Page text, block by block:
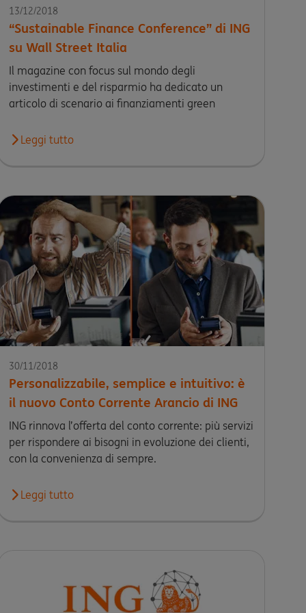
sostenibilità: Marco Bragadin intervistato da Class CNBC
13/12/2018
“Sustainable Finance Conference” di ING
su Wall Street Italia
Il magazine con focus sul mondo degli
investimenti e del risparmio ha dedicato un
articolo di scenario ai finanziamenti green
Leggi tutto
Leggi l'articolo “Sustainable Finance Conference” di ING
Arancio si incontrano dal vivo
30/11/2018
Personalizzabile, semplice e intuitivo: è
il nuovo Conto Corrente Arancio di ING
ING rinnova l’offerta del conto corrente: più servizi
per rispondere ai bisogni in evoluzione dei clienti,
con la convenienza di sempre.
Leggi tutto
Leggi l'articolo Personalizzabile, semplice e intuitivo: è il